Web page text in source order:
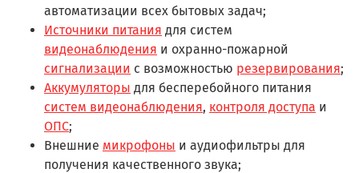
автоматизации всех бытовых задач;
Источники питания для систем
видеонаблюдения и охранно-пожарной
сигнализации с возможностью резервирования;
Аккумуляторы для бесперебойного питания
систем видеонаблюдения, контроля доступа и
ОПС;
Внешние микрофоны и аудиофильтры для
получения качественного звука;